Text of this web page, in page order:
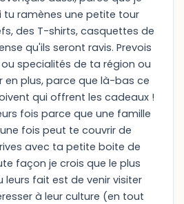
tu ramènes une petite tour
des T-shirts, casquettes de
qu'ils seront ravis. Prevois
specialités de ta région ou
en plus, parce que là-bas ce
qui offrent les cadeaux !
fois parce que une famille
fois peut te couvrir de
avec ta petite boite de
façon je crois que le plus
fait est de venir visiter
à leur culture (en tout